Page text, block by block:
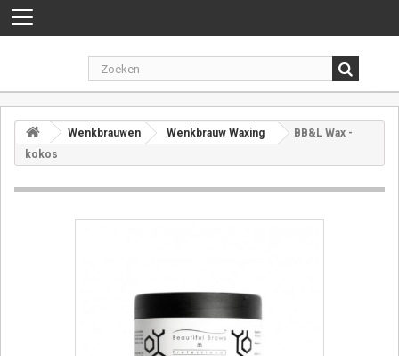
Toggle
navigation
Wenkbrauwen Wenkbrauw Waxing
BB&L Wax -
kokos